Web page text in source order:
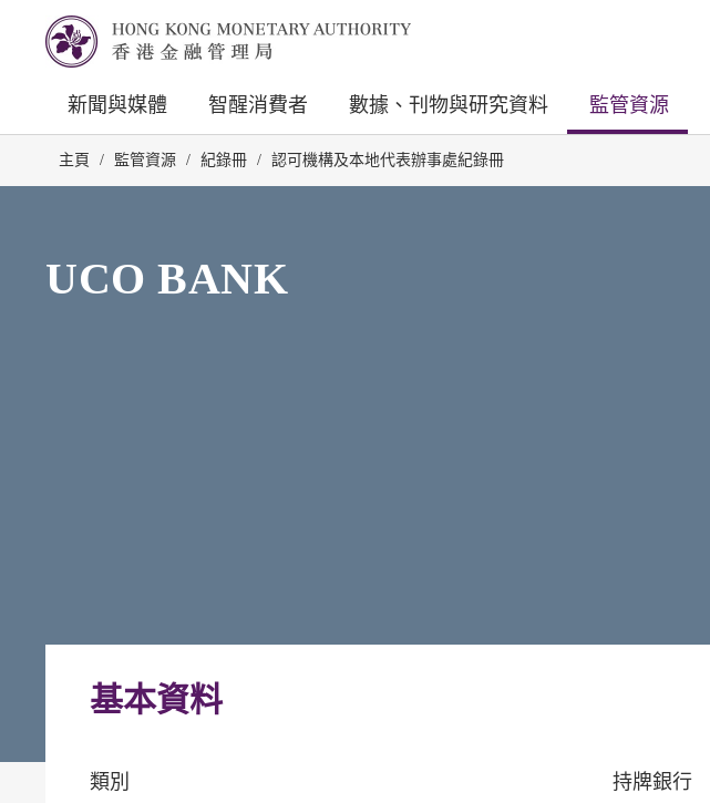
新聞與媒體 智醒消費者 數據、刊物與研究資料 監管資源
主頁 / 監管資源 / 紀錄冊 / 認可機構及本地代表辦事處紀錄冊
UCO BANK
基本資料
類別 持牌銀行